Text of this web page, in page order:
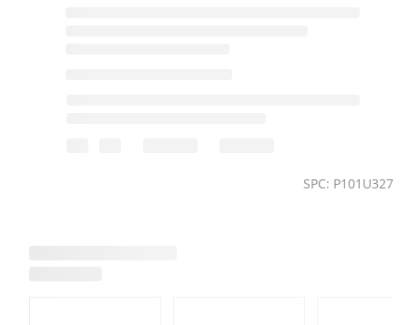
SPC: P101U327